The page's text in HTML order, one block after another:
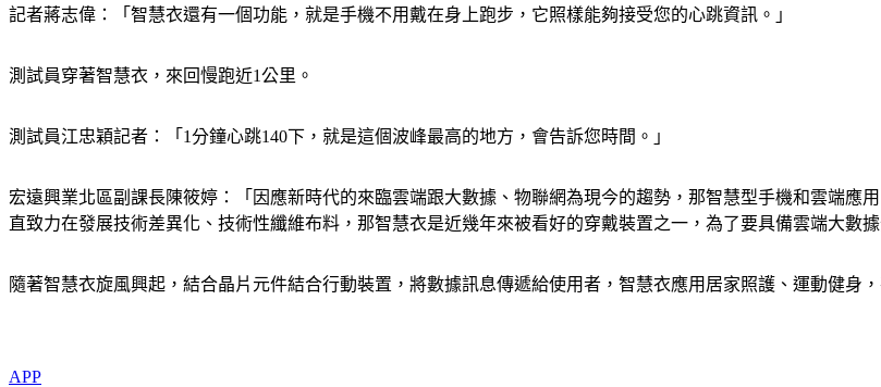
記者蔣志偉：「智慧衣還有一個功能，就是手機不用戴在身上跑步，它照樣能夠接受您的心跳資訊。」
測試員穿著智慧衣，來回慢跑近1公里。
測試員江忠穎記者：「1分鐘心跳140下，就是這個波峰最高的地方，會告訴您時間。」
宏遠興業北區副課長陳筱婷：「因應新時代的來臨雲端跟大數據、物聯網為現今的趨勢，那智慧型手機和雲端應
直致力在發展技術差異化、技術性纖維布料，那智慧衣是近幾年來被看好的穿戴裝置之一，為了要具備雲端大數
隨著智慧衣旋風興起，結合晶片元件結合行動裝置，將數據訊息傳遞給使用者，智慧衣應用居家照護、運動健身
APP